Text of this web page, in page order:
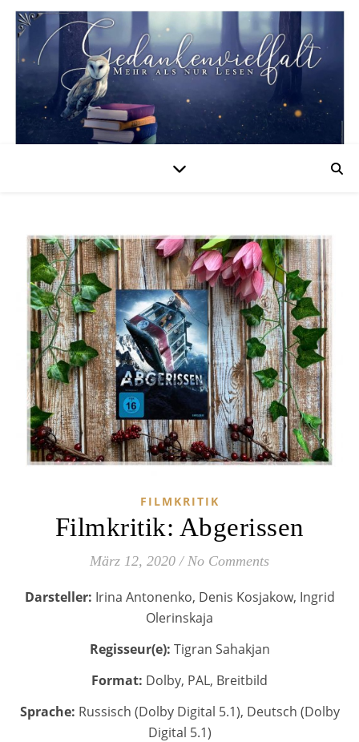
FILMKRITIK
Filmkritik: Abgerissen
März 12, 2020 / No Comments
Darsteller: Irina Antonenko, Denis Kosjakow, Ingrid
Olerinskaja
Regisseur(e): Tigran Sahakjan
Format: Dolby, PAL, Breitbild
Sprache: Russisch (Dolby Digital 5.1), Deutsch (Dolby
Digital 5.1)